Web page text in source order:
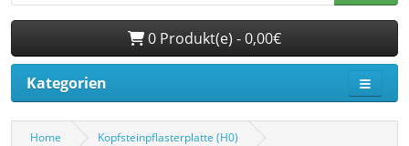
0 Produkt(e) - 0,00€
Kategorien
Home Kopfsteinpflasterplatte (H0)